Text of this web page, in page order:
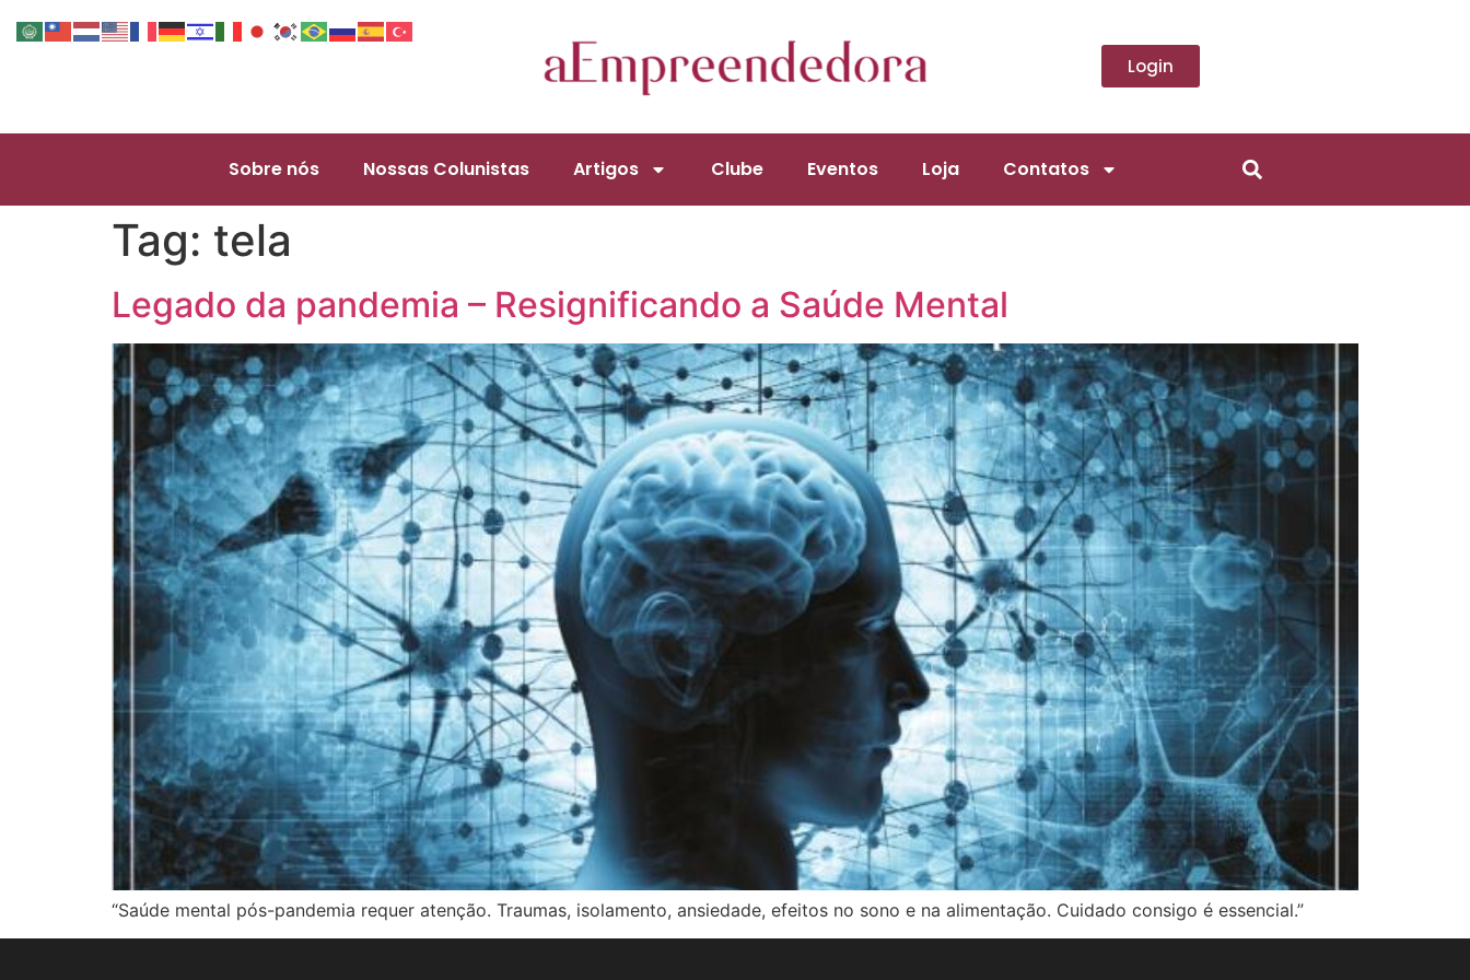
Login
Sobre nós Nossas Colunistas Artigos Clube Eventos Loja Contatos
Tag: tela
Legado da pandemia – Resignificando a Saúde Mental
“Saúde mental pós-pandemia requer atenção. Traumas, isolamento, ansiedade, efeitos no sono e na alimentação. Cuidado consigo é essencial.”